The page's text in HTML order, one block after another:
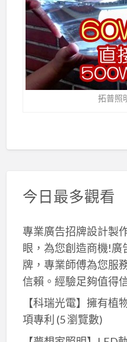
拓普照
今日最多觀看
專業廣告招牌設計製
眼，為您創造商機!廣
牌，專業師傅為您服
信賴。經驗足夠值得
【科瑞光電】擁有植
項專利 (5 瀏覽數)